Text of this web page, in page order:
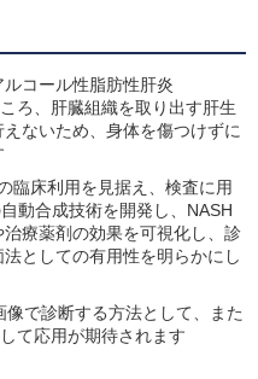
コール性脂肪性肝炎
ろ、肝臓組織を取り出す肝生
ないため、身体を傷つけずに
臨床利用を見据え、検査に用
動合成技術を開発し、NASH
療薬剤の効果を可視化し、診
としての有用性を明らかにし
で診断する方法として、また
て応用が期待されます